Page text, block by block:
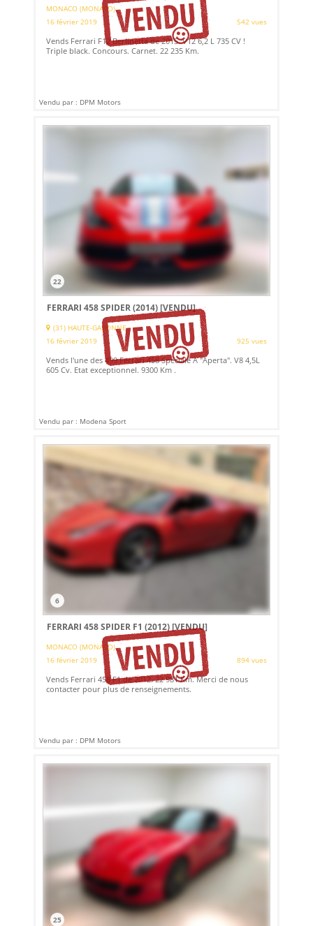
MONACO (MONACO)
16 février 2019
542 vues
Vends Ferrari F12 Berlinetta de 2015. V12 6,2 L 735 CV !
Triple black. Concours. Carnet. 22 235 Km.
Vendu par : DPM Motors
22
FERRARI 458 SPIDER (2014)[VENDU]
(31) HAUTE-GARONNE
16 février 2019
925 vues
Vends l'une des 499 Ferrari 458 Speciale A "Aperta". V8 4,5L
605 Cv. Etat exceptionnel. 9300 Km .
Vendu par : Modena Sport
6
FERRARI 458 SPIDER F1 (2012)[VENDU]
MONACO (MONACO)
16 février 2019
894 vues
Vends Ferrari 458 F1 de 2012. 22 981 Km. Merci de nous
contacter pour plus de renseignements.
Vendu par : DPM Motors
25